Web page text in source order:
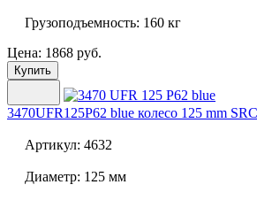
Грузоподъемность: 160 кг
Цена: 1868 руб.
Купить
3470UFR125P62 blue колесо 125 mm
Артикул: 4632
Диаметр: 125 мм